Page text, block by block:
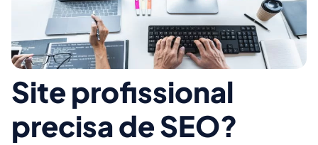
Site profissional
precisa de SEO?